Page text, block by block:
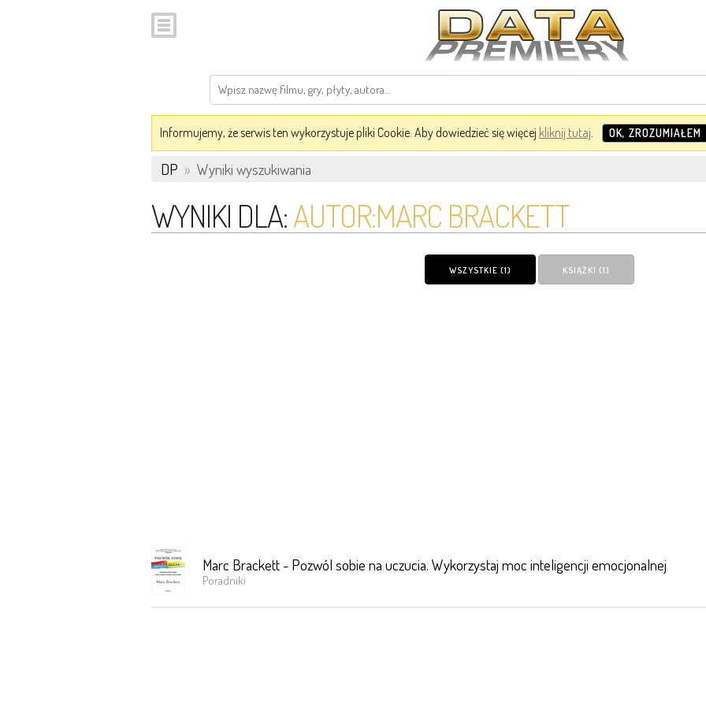
Informujemy, że serwis ten wykorzystuje pliki Cookie. Aby dowiedzieć się więcej kliknij tutaj. OK, ZROZUMIAŁEM
DP » Wyniki wyszukiwania
WYNIKI DLA:AUTOR:MARC BRACKETT
WSZYSTKIE (1) KSIĄŻKI (1)
Marc Brackett - Pozwól sobie na uczucia. Wykorzystaj moc inteligencji emocjonalnej
Poradniki